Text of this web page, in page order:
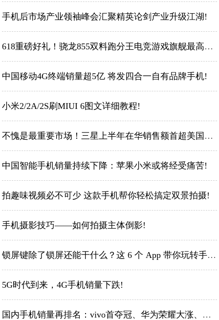
手机后市场产业领袖峰会汇聚精英论剑产业升级江湖!
618重磅好礼！骁龙855双料跑分王电竞游戏旗舰最高优惠600元!
中国移动4G终端销量超5亿 将发四合一自有品牌手机!
小米2/2A/2S刷MIUI 6图文详细教程!
不愧是最重要市场！三星上半年在华销售额首超美国，华为成大客户!
中国智能手机销量持续下降：苹果小米或将经受痛苦!
拍趣味视频必不可少 这款手机帮你轻松搞定双景拍摄!
手机摄影技巧——如何拍摄主体倒影!
锁屏键除了锁屏还能干什么？这 6 个 App 带你玩转手机实体键!
5G时代到来，4G手机销量下跌!
国内手机销量再排名：vivo首夺冠、华为荣耀大涨、苹果跌惨了!